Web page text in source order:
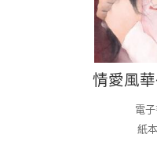
情愛風
電子
紙